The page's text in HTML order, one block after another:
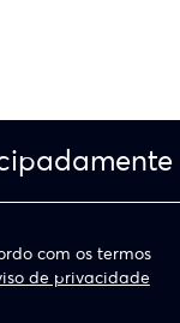
com os termos
de privacidade